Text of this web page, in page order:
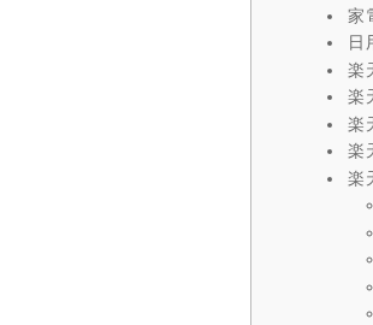
家
日
楽
楽
楽
楽
楽